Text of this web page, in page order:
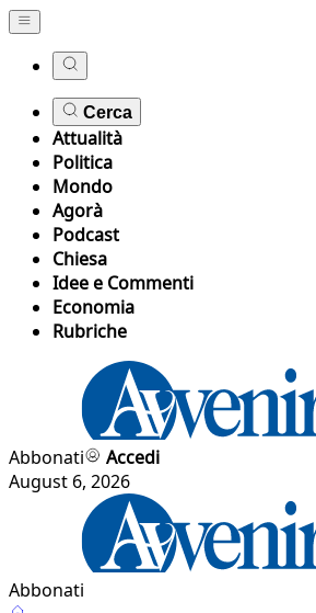
Cerca
Attualità
Politica
Mondo
Agorà
Podcast
Chiesa
Idee e Commenti
Economia
Rubriche
Abbonati
Accedi
August 6, 2026
Abbonati